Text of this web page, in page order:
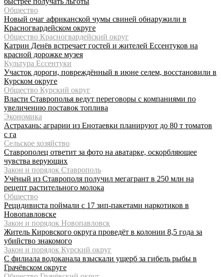
Общество
Новый очаг африканской чумы свиней обнаружили в
Красногвардейском округе
Общество Красногвардейский округ
Катрин Денёв встречает гостей и жителей Ессентуков на
красной дорожке музея
Культура Ессентуки
Участок дороги, повреждённый в июне селем, восстановили в
Курском округе
Общество Курский округ
Власти Ставрополья ведут переговоры с компаниями по
увеличению поставок топлива
Экономика
Астрахань: аграрии из Енотаевки планируют до 80 т томатов
с га
Сельское хозяйство
Ставрополец ответит за фото на аватарке, оскорбляющее
чувства верующих
Закон и порядок Ставрополь
Учёный из Ставрополя получил мегагрант в 250 млн на
рецепт растительного молока
Общество
Рецидивиста поймали с 17 зип-пакетами наркотиков в
Новопавловске
Закон и порядок Новопавловск
Житель Кировского округа проведёт в колонии 8,5 года за
убийство знакомого
Закон и порядок Курский округ
С филиала водоканала взыскали ущерб за гибель рыбы в
Грачёвском округе